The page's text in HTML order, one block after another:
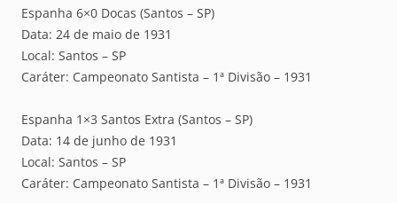
Espanha 6×0 Docas (Santos – SP)
Data: 24 de maio de 1931
Local: Santos – SP
Caráter: Campeonato Santista – 1ª Divisão – 1931
Espanha 1×3 Santos Extra (Santos – SP)
Data: 14 de junho de 1931
Local: Santos – SP
Caráter: Campeonato Santista – 1ª Divisão – 1931